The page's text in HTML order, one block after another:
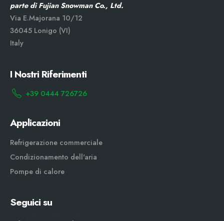
parte di Fujian Snowman Co., Ltd.
Via E.Majorana 10/12
36045 Lonigo (VI)
Italy
I Nostri Riferimenti
+39 0444 726726
Applicazioni
Refrigerazione commerciale
Condizionamento dell'aria
Pompe di calore
Seguici su